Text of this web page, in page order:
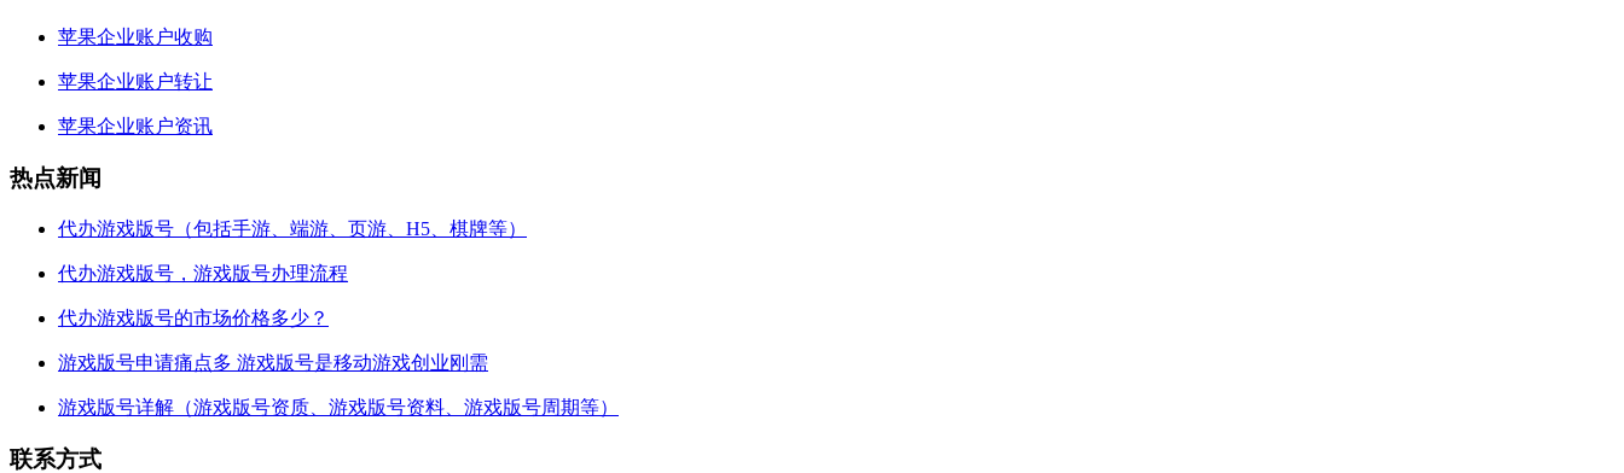
苹果企业账户收购
苹果企业账户转让
苹果企业账户资讯
热点新闻
代办游戏版号（包括手游、端游、页游、H5、棋牌等）
代办游戏版号，游戏版号办理流程
代办游戏版号的市场价格多少？
游戏版号申请痛点多 游戏版号是移动游戏创业刚需
游戏版号详解（游戏版号资质、游戏版号资料、游戏版号周期等）
联系方式